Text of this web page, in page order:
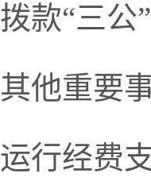
款“三公
他重要
行经费